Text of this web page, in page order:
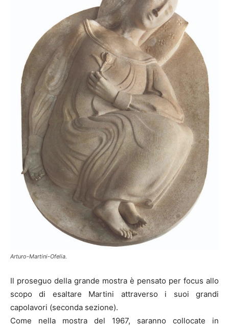
Arturo-Martini-Ofelia.
Il proseguo della grande mostra è pensato per focus allo
scopo di esaltare Martini attraverso i suoi grandi
capolavori (seconda sezione).
Come nella mostra del 1967, saranno collocate in